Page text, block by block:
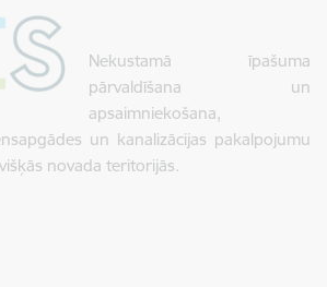
Nekustamā īpašuma
pārvaldīšana un
apsaimniekošana,
un kanalizācijas pakalpojumu
novada teritorijās.